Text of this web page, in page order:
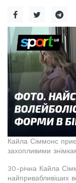
Кайла Сіммонс
захопливими
30-річна Кайла
найпривабливіших